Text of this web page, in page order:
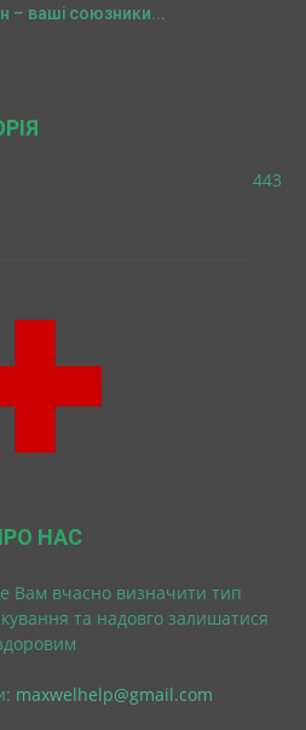
– ваші союзники...
443
НАС
Вам вчасно визначити тип
та надовго залишатися
maxwelhelp@gmail.com